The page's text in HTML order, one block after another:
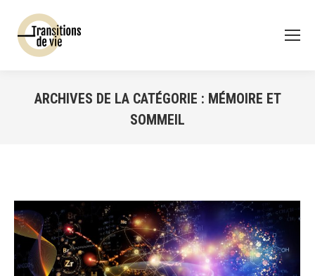
ARCHIVES DE LA CATÉGORIE : MÉMOIRE ET
SOMMEIL